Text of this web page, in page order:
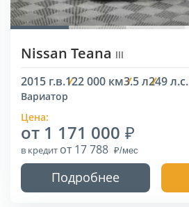
Nissan Teana III
2015 г.в.122 000 км3.5 л249 л.с.
Вариатор
Цена:
от 1 171 000
в кредит от 17 788
Подробнее